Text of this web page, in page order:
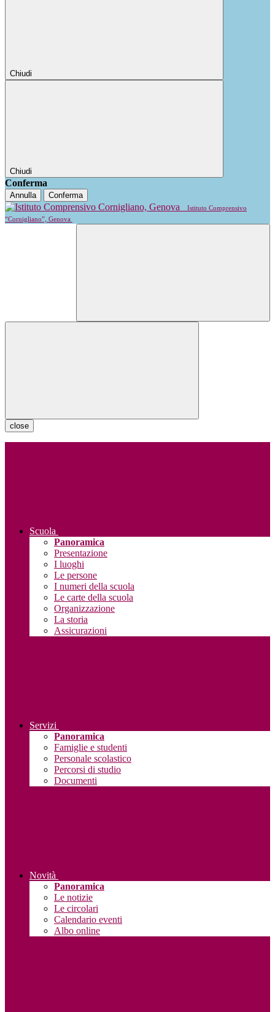
Chiudi
Chiudi
Conferma
Annulla Conferma
Istituto Comprensivo
“Cornigliano”, Genova
close
Scuola
Panoramica
Presentazione
I luoghi
Le persone
I numeri della scuola
Le carte della scuola
Organizzazione
La storia
Assicurazioni
Servizi
Panoramica
Famiglie e studenti
Personale scolastico
Percorsi di studio
Documenti
Novità
Panoramica
Le notizie
Le circolari
Calendario eventi
Albo online